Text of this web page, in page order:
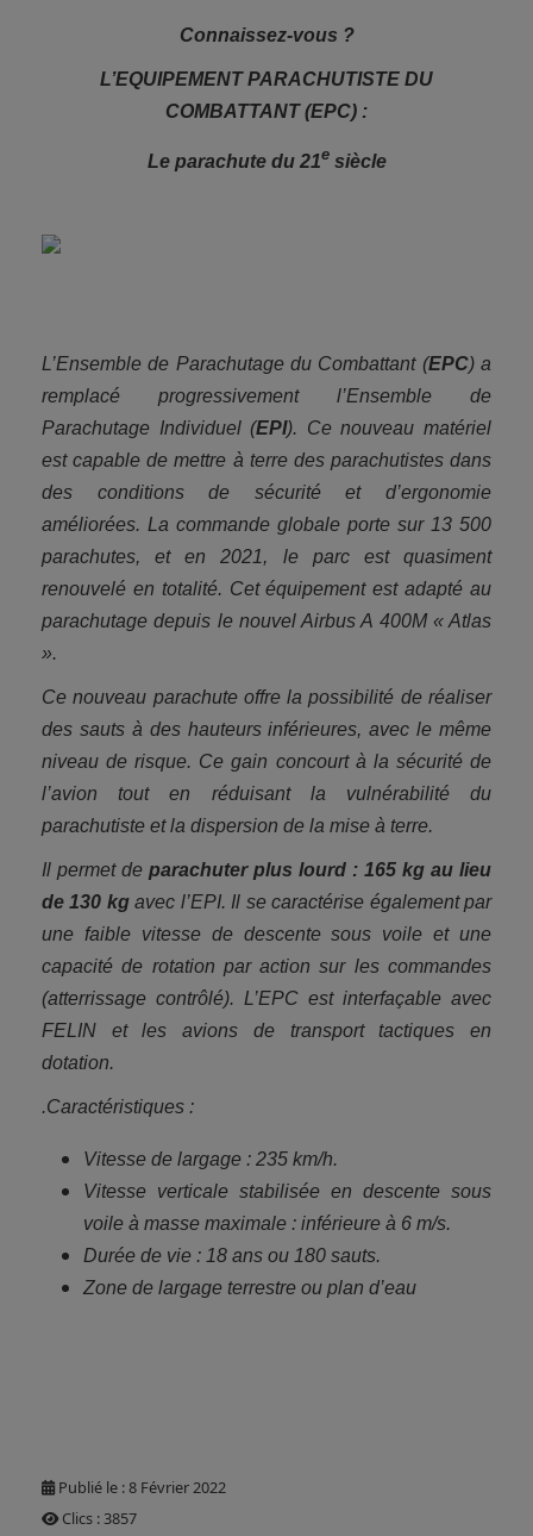
Connaissez-vous ?
L’EQUIPEMENT PARACHUTISTE DU
COMBATTANT (EPC) :
Le parachute du 21esiècle
L’Ensemble de Parachutage du Combattant (EPC) a
remplacé progressivement l’Ensemble de
Parachutage Individuel (EPI). Ce nouveau matériel
est capable de mettre à terre des parachutistes dans
des conditions de sécurité et d’ergonomie
améliorées. La commande globale porte sur 13 500
parachutes, et en 2021, le parc est quasiment
renouvelé en totalité. Cet équipement est adapté au
parachutage depuis le nouvel Airbus A 400M « Atlas
».
Ce nouveau parachute offre la possibilité de réaliser
des sauts à des hauteurs inférieures, avec le même
niveau de risque. Ce gain concourt à la sécurité de
l’avion tout en réduisant la vulnérabilité du
parachutiste et la dispersion de la mise à terre.
Il permet de parachuter plus lourd : 165 kg au lieu
de 130 kgavec l’EPI. Il se caractérise également par
une faible vitesse de descente sous voile et une
capacité de rotation par action sur les commandes
(atterrissage contrôlé). L’EPC est interfaçable avec
FELIN et les avions de transport tactiques en
dotation.
.Caractéristiques :
Vitesse de largage : 235 km/h.
Vitesse verticale stabilisée en descente sous
voile à masse maximale : inférieure à 6 m/s.
Durée de vie : 18 ans ou 180 sauts.
Zone de largage terrestre ou plan d’eau
Publié le : 8 Février 2022
Clics : 3857